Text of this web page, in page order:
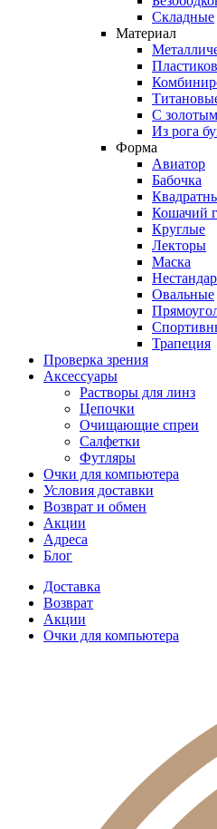
Складные
Материал
С
Из рога
Форма
Авиатор
Бабочка
Кошачий
Круглые
Лекторы
Маска
Овальные
Трапеция
Проверка зрения
Аксессуары
Растворы для линз
Цепочки
Очищающие спреи
Салфетки
Футляры
Очки для компьютера
Условия доставки
Возврат и обмен
Акции
Адреса
Блог
Доставка
Возврат
Акции
Очки для компьютера